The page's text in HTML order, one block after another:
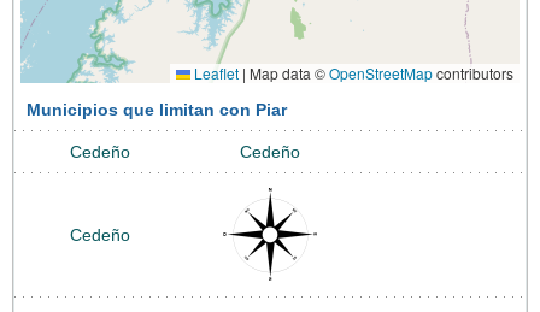
Leaflet | Map data ©OpenStreetMapcontributors
Municipios que limitan con Piar
Cedeño Cedeño
Cedeño